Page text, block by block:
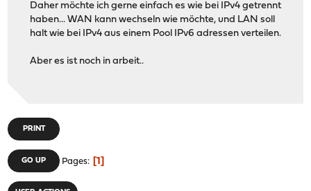
Daher möchte ich gerne einfach es wie bei IPv4 getrennt
haben... WAN kann wechseln wie möchte, und LAN soll
halt wie bei IPv4 aus einem Pool IPv6 adressen verteilen.
Aber es ist noch in arbeit..
PRINT
GO UP Pages 1